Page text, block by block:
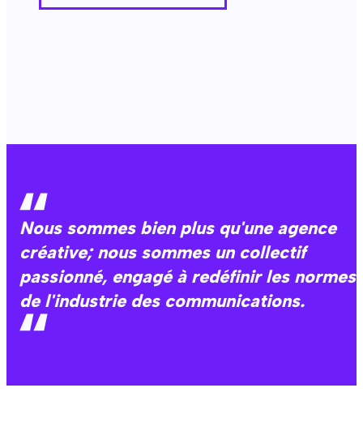
Nous sommes bien plus qu'une agence
créative; nous sommes un collectif
passionné, engagé à redéfinir les normes
de l'industrie des communications.